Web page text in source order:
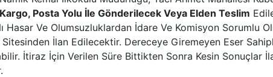
Kargo, Posta Yolu İle Gönderilecek Veya Elden Teslim
Ve Olumsuzluklardan İdare Ve Komisyon Sorumlu
İlan Edilecektir. Dereceye Giremeyen Eser
İtiraz İçin Verilen Süre Bittikten Sonra Kesin Sonuçlar